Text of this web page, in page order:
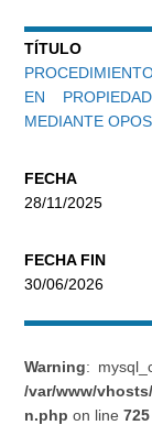
TÍTULO
EN
MEDIANTE
FECHA
28/11/2025
FECHA FIN
30/06/2026
Warning:
/var/www/
n.php on line725